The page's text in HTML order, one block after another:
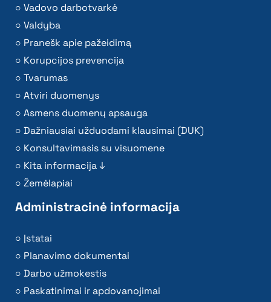
Vadovo darbotvarkė
Valdyba
Pranešk apie pažeidimą
Korupcijos prevencija
Tvarumas
Atviri duomenys
Asmens duomenų apsauga
Dažniausiai užduodami klausimai (DUK)
Konsultavimasis su visuomene
Kita informacija ↓
Žemėlapiai
Administracinė informacija
Įstatai
Planavimo dokumentai
Darbo užmokestis
Paskatinimai ir apdovanojimai